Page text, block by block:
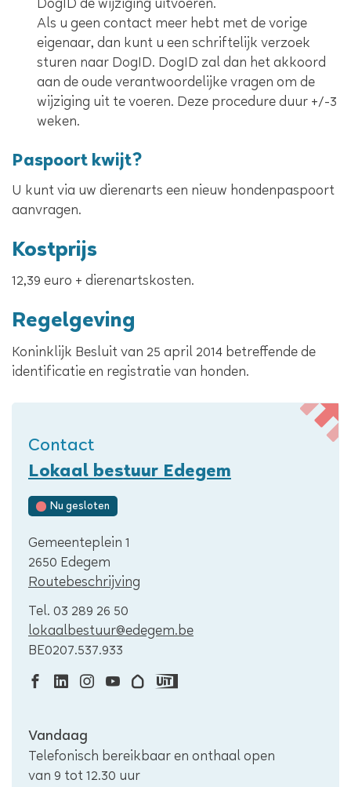
DogID de wijziging uitvoeren.
Als u geen contact meer hebt met de vorige
eigenaar, dan kunt u een schriftelijk verzoek
sturen naar DogID. DogID zal dan het akkoord
aan de oude verantwoordelijke vragen om de
wijziging uit te voeren. Deze procedure duur +/-3
weken.
Paspoort kwijt?
U kunt via uw dierenarts een nieuw hondenpaspoort
aanvragen.
Kostprijs
12,39 euro + dierenartskosten.
Regelgeving
Koninklijk Besluit van 25 april 2014 betreffende de
identificatie en registratie van honden.
Contact
Lokaal bestuur Edegem
Nu gesloten
Adres
Gemeenteplein 1
,2650 Edegem
Routebeschrijving
Tel. 03 289 26 50
E-
mail
lokaalbestuur@edegem.be
Ondernemingsnummer
BE0207.537.933
bestuur
Edegem
bestuur
Edegem
bestuur
EdegemEdegemEdegem
Lokaal
Openingsuren
Vandaag
Telefonisch bereikbaar en onthaal open
van 9 tot12.30 uur